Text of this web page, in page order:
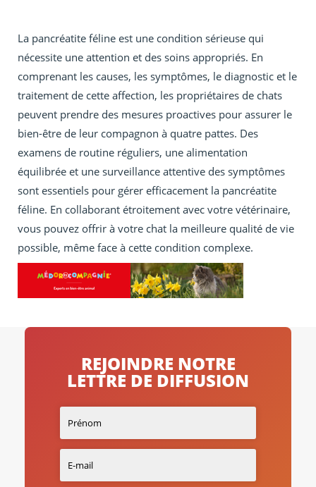
La pancréatite féline est une condition sérieuse qui
nécessite une attention et des soins appropriés. En
comprenant les causes, les symptômes, le diagnostic et le
traitement de cette affection, les propriétaires de chats
peuvent prendre des mesures proactives pour assurer le
bien-être de leur compagnon à quatre pattes. Des
examens de routine réguliers, une alimentation
équilibrée et une surveillance attentive des symptômes
sont essentiels pour gérer efficacement la pancréatite
féline. En collaborant étroitement avec votre vétérinaire,
vous pouvez offrir à votre chat la meilleure qualité de vie
possible, même face à cette condition complexe.
REJOINDRE NOTRE
LETTRE DE DIFFUSION